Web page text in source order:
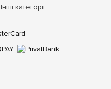
Інші категорії